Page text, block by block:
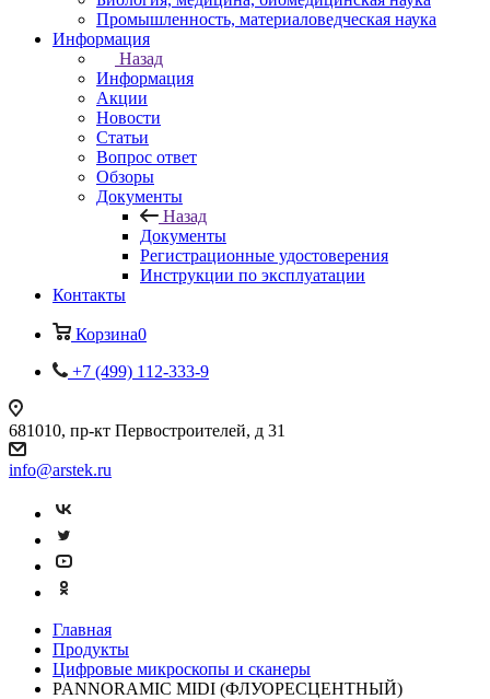
Промышленность, материаловедческая наука
Информация
Назад
Информация
Акции
Новости
Статьи
Вопрос ответ
Обзоры
Документы
Назад
Документы
Регистрационные удостоверения
Инструкции по эксплуатации
Контакты
Корзина0
+7 (499) 112-333-9
681010, пр-кт Первостроителей, д 31
info@arstek.ru
Главная
Продукты
Цифровые микроскопы и сканеры
PANNORAMIC MIDI (ФЛУОРЕСЦЕНТНЫЙ)